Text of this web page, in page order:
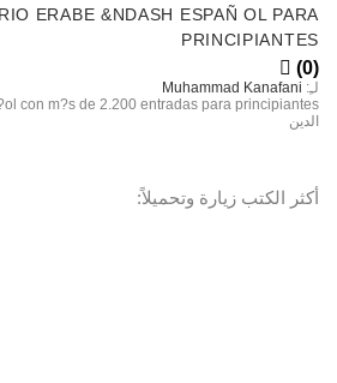
ERABE &NDASH ESPAÑ OL PARA
PRINCIPIANTES
(0)
لـِ: Muhammad Kanafani
الدين
أكثر الكتب زيارة وتحميلاً: